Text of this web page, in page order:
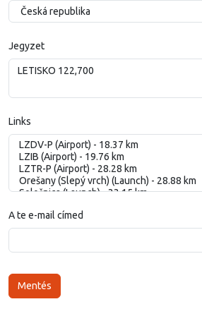
Jegyzet
Links
A te e-mail címed